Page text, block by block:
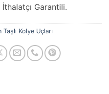
Garantili.
Kolye Uçları